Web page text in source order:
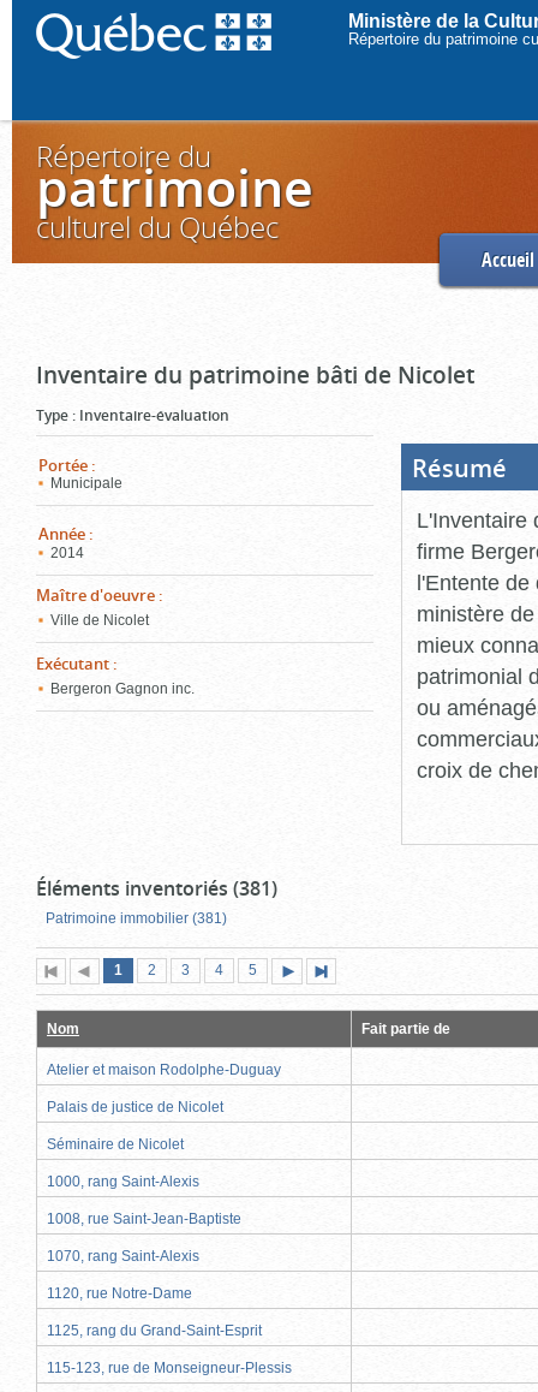
Ministère de la
Répertoire du patrimoine
Répertoire du
patrimoine
culturel du Québec
Accueil
Inventaire du patrimoine bâti de Nicolet
Type : Inventaire-évaluation
Portée :
Municipale
Année :
2014
Maître d'oeuvre :
Ville de Nicolet
Exécutant :
Bergeron Gagnon inc.
Résumé
L'Inventaire
firme
l'Entente de
ministère
mieux
patrimonial
ou
croix de
Éléments inventoriés (381)
Patrimoine immobilier (381)
Première
page
Page
précédente
Page
1 (page
actuelle)
Page
2 Page
3 Page
4 Page
5
suivante
page
Nom Fait partie de
Atelier et maison Rodolphe-Duguay
Palais de justice de Nicolet
Séminaire de Nicolet
1000, rang Saint-Alexis
1008, rue Saint-Jean-Baptiste
1070, rang Saint-Alexis
1120, rue Notre-Dame
1125, rang du Grand-Saint-Esprit
115-123, rue de Monseigneur-Plessis